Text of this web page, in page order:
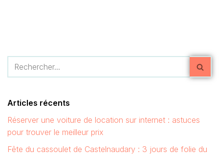
Articles récents
Réserver une voiture de location sur internet : astuces
pour trouver le meilleur prix
Fête du cassoulet de Castelnaudary : 3 jours de folie du